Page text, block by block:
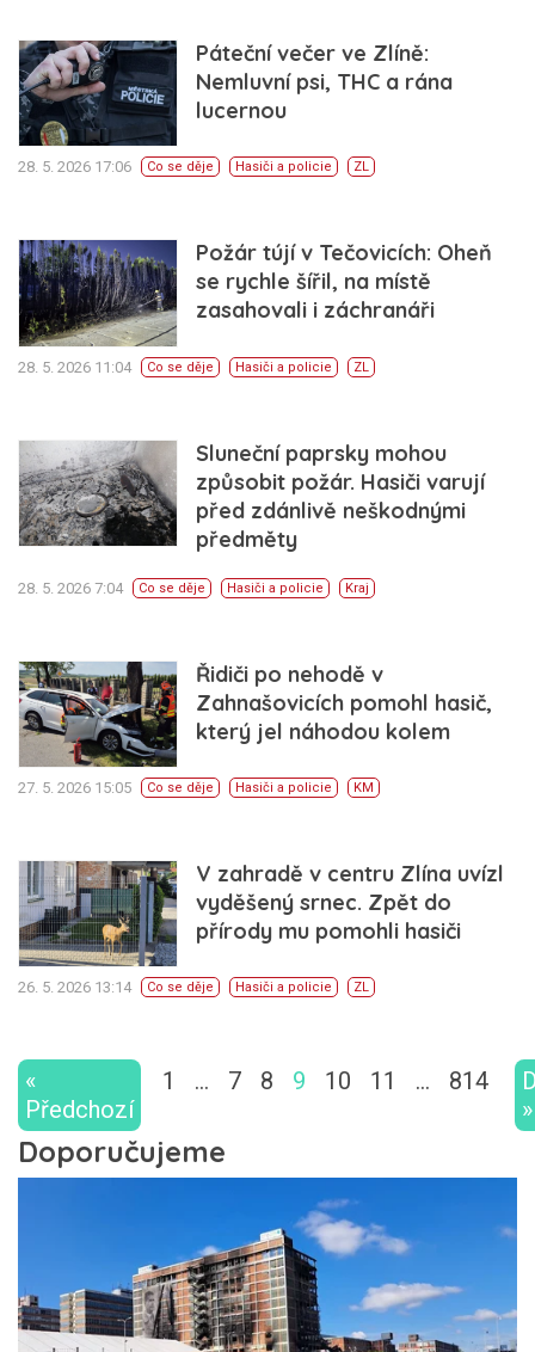
Páteční večer ve Zlíně:
Nemluvní psi, THC a rána
lucernou
28. 5. 2026 17:06 Co se děje Hasiči a policie ZL
Požár tújí v Tečovicích: Oheň
se rychle šířil, na místě
zasahovali i záchranáři
28. 5. 2026 11:04 Co se děje Hasiči a policie ZL
Sluneční paprsky mohou
způsobit požár. Hasiči varují
před zdánlivě neškodnými
předměty
28. 5. 2026 7:04 Co se děje Hasiči a policie Kraj
Řidiči po nehodě v
Zahnašovicích pomohl hasič,
který jel náhodou kolem
27. 5. 2026 15:05 Co se děje Hasiči a policie KM
V zahradě v centru Zlína uvízl
vyděšený srnec. Zpět do
přírody mu pomohli hasiči
26. 5. 2026 13:14 Co se děje Hasiči a policie ZL
«
Předchozí
1 … 7 8 9 10 11 … 814
»